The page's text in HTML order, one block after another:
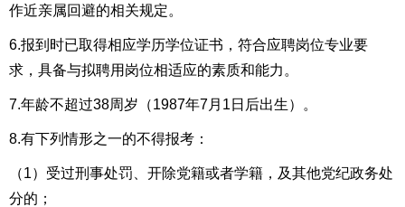
作近亲属回避的相关规定。
6.报到时已取得相应学历学位证书，符合应聘岗位专业要
求，具备与拟聘用岗位相适应的素质和能力。
7.年龄不超过38周岁（1987年7月1日后出生）。
8.有下列情形之一的不得报考：
（1）受过刑事处罚、开除党籍或者学籍，及其他党纪政务处
分的；